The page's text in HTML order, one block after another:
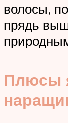
волосы,
прядь
Плюсы